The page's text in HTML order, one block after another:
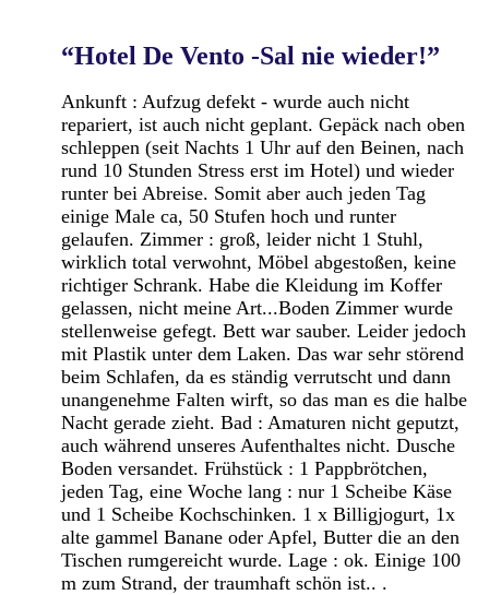
“Hotel De Vento -Sal nie wieder!”
Ankunft : Aufzug defekt - wurde auch nicht
repariert, ist auch nicht geplant. Gepäck nach oben
schleppen (seit Nachts 1 Uhr auf den Beinen, nach
rund 10 Stunden Stress erst im Hotel) und wieder
runter bei Abreise. Somit aber auch jeden Tag
einige Male ca, 50 Stufen hoch und runter
gelaufen. Zimmer : groß, leider nicht 1 Stuhl,
wirklich total verwohnt, Möbel abgestoßen, keine
richtiger Schrank. Habe die Kleidung im Koffer
gelassen, nicht meine Art...Boden Zimmer wurde
stellenweise gefegt. Bett war sauber. Leider jedoch
mit Plastik unter dem Laken. Das war sehr störend
beim Schlafen, da es ständig verrutscht und dann
unangenehme Falten wirft, so das man es die halbe
Nacht gerade zieht. Bad : Amaturen nicht geputzt,
auch während unseres Aufenthaltes nicht. Dusche
Boden versandet. Frühstück : 1 Pappbrötchen,
jeden Tag, eine Woche lang : nur 1 Scheibe Käse
und 1 Scheibe Kochschinken. 1 x Billigjogurt, 1x
alte gammel Banane oder Apfel, Butter die an den
Tischen rumgereicht wurde. Lage : ok. Einige 100
m zum Strand, der traumhaft schön ist.. .